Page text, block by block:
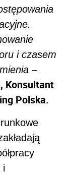
i czasem
–
Konsultant
Polska.
i